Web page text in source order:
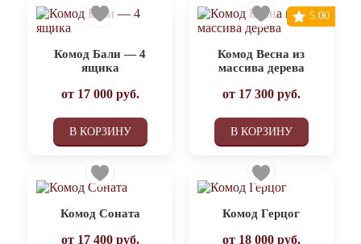
Комод Бали — 4
ящика
от 17 000руб.
В КОРЗИНУ
Комод Весна из
массива дерева
от 17 300руб.
В КОРЗИНУ
5.00
Комод Соната
от 17 400руб.
Комод Герцог
от 18 000руб.